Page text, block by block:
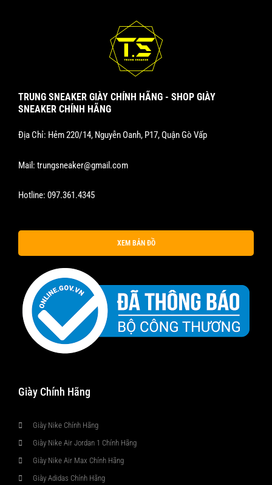
TRUNG SNEAKER GIÀY CHÍNH HÃNG - SHOP GIÀY
SNEAKER CHÍNH HÃNG
Địa Chỉ: Hẻm 220/14, Nguyễn Oanh, P17, Quận Gò Vấp
Mail: trungsneaker@gmail.com
Hotline: 097.361.4345
XEM BẢN ĐỒ
Giày Chính Hãng
Giày Nike Chính Hãng
Giày Nike Air Jordan 1 Chính Hãng
Giày Nike Air Max Chính Hãng
Giày Adidas Chính Hãng